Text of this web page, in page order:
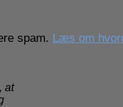
spam. Læs om
at